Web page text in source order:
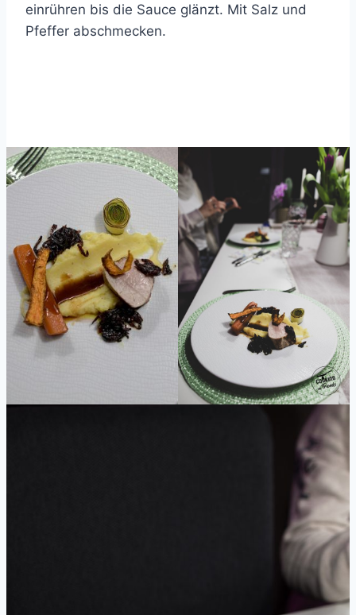
einrühren bis die Sauce glänzt. Mit Salz und
Pfeffer abschmecken.